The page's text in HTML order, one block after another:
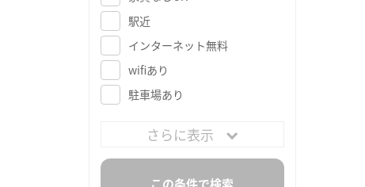
駅近
インターネット無料
wifiあり
駐車場あり
さらに表示